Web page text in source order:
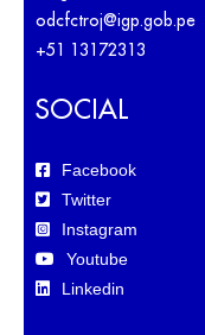
odcfctroj@igp.gob.pe
+51 13172313
SOCIAL
Facebook
Twitter
Instagram
Youtube
Linkedin